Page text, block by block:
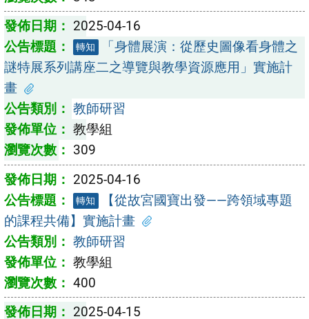
2025-04-16
轉知
「身體展演：從歷史圖像看身體之
謎特展系列講座二之導覽與教學資源應用」實施計
畫
教師研習
教學組
309
2025-04-16
轉知
【從故宮國寶出發——跨領域專題
的課程共備】實施計畫
教師研習
教學組
400
2025-04-15